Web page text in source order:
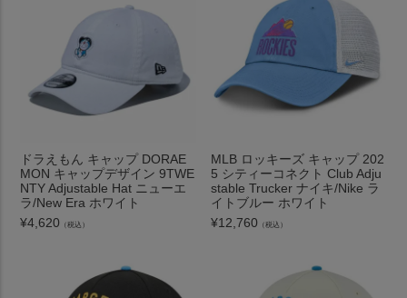
ドラえもん キャップ DORAE
MON キャップデザイン 9TWE
NTY Adjustable Hat ニューエ
ラ/New Era ホワイト
¥4,620 （税込）
MLB ロッキーズ キャップ 202
5 シティーコネクト Club Adju
stable Trucker ナイキ/Nike ラ
イトブルー ホワイト
¥12,760 （税込）